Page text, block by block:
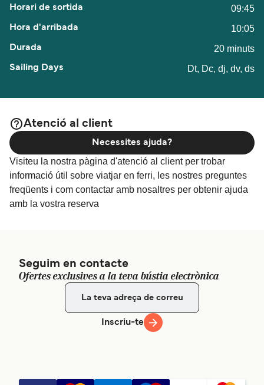
09:45
10:05
20 minuts
Dt, Dc, dj, dv, ds
Atenció al client
Visiteu la nostra pàgina d'atenció al client per trobar
informació útil sobre viatjar en ferri, les nostres preguntes
freqüents i com contactar amb nosaltres per obtenir ajuda
amb la vostra reserva
Necessites ajuda?
Seguim en contacte
Ofertes exclusives a la teva bústia electrònica
Inscriu-te